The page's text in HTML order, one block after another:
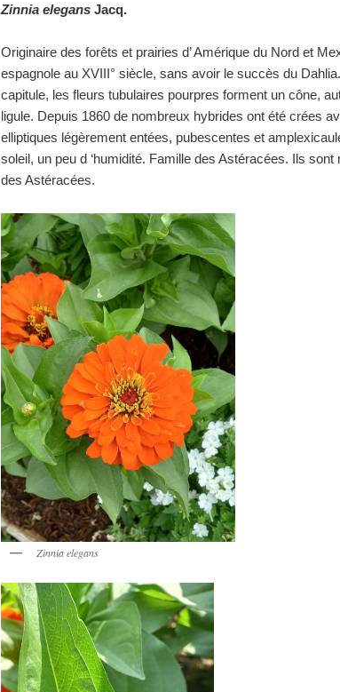
Zinnia elegans Jacq.
Originaire des forêts et prairies d’ Amérique du Nord et
espagnole au XVIII° siècle, sans avoir le succès du
capitule, les fleurs tubulaires pourpres forment un cône,
ligule. Depuis 1860 de nombreux hybrides ont été crées
elliptiques légèrement entées, pubescentes et
soleil, un peu d ‘humidité. Famille des Astéracées. Ils
des Astéracées.
Zinnia elegans